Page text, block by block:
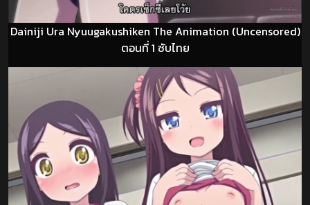
Dainiji Ura Nyuugakushiken The Animation (Uncensored)
ตอนที่ 1 ซับไทย